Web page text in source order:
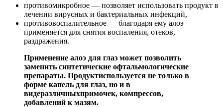
противомикробное — позволяет использовать продукт в
лечении вирусных и бактериальных инфекций,
противовоспалительное — благодаря ему алоэ
применяется для снятия воспаления, отеков,
раздражения.
Применение алоэ для глаз может позволить
заменить синтетические офтальмологические
препараты. Продуктиспользуется не только в
форме капель для глаз, но и в
видеразличныхпримочек, компрессов,
добавлений к мазям.